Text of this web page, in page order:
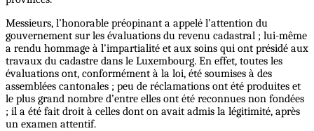
Messieurs, l’honorable préopinant a appelé l’attention du
gouvernement sur les évaluations du revenu cadastral ; lui-même
a rendu hommage à l’impartialité et aux soins qui ont présidé aux
travaux du cadastre dans le Luxembourg. En effet, toutes les
évaluations ont, conformément à la loi, été soumises à des
assemblées cantonales ; peu de réclamations ont été produites et
le plus grand nombre d’entre elles ont été reconnues non fondées
; il a été fait droit à celles dont on avait admis la légitimité, après
un examen attentif.